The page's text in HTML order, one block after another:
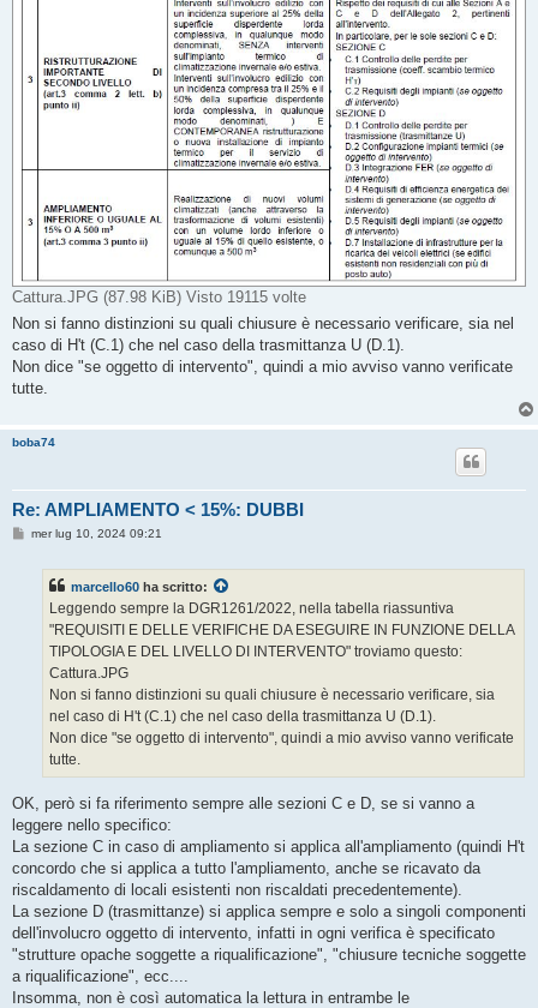
Cattura.JPG (87.98 KiB) Visto 19115 volte
Non si fanno distinzioni su quali chiusure è necessario verificare, sia nel
caso di H't (C.1) che nel caso della trasmittanza U (D.1).
Non dice "se oggetto di intervento", quindi a mio avviso vanno verificate
tutte.
boba74
Re: AMPLIAMENTO < 15%: DUBBI
Mmer lug 10, 2024 09:21
marcello60 ha scritto:
Leggendo sempre la DGR1261/2022, nella tabella riassuntiva
"REQUISITI E DELLE VERIFICHE DA ESEGUIRE IN FUNZIONE DELLA
TIPOLOGIA E DEL LIVELLO DI INTERVENTO" troviamo questo:
Cattura.JPG
Non si fanno distinzioni su quali chiusure è necessario verificare, sia
nel caso di H't (C.1) che nel caso della trasmittanza U (D.1).
Non dice "se oggetto di intervento", quindi a mio avviso vanno verificate
tutte.
OK, però si fa riferimento sempre alle sezioni C e D, se si vanno a
leggere nello specifico:
La sezione C in caso di ampliamento si applica all'ampliamento (quindi H't
concordo che si applica a tutto l'ampliamento, anche se ricavato da
riscaldamento di locali esistenti non riscaldati precedentemente).
La sezione D (trasmittanze) si applica sempre e solo a singoli componenti
dell'involucro oggetto di intervento, infatti in ogni verifica è specificato
"strutture opache soggette a riqualificazione", "chiusure tecniche soggette
a riqualificazione", ecc....
Insomma, non è così automatica la lettura in entrambe le